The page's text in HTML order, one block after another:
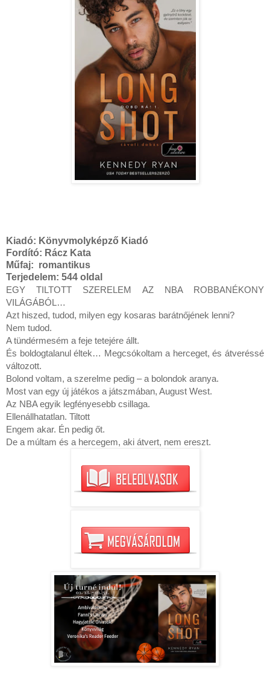
Kiadó: Könyvmolyképző Kiadó
Fordító: Rácz Kata
Műfaj: romantikus
Terjedelem: 544 oldal
EGY TILTOTT SZERELEM AZ NBA ROBBANÉKONY
VILÁGÁBÓL…
Azt hiszed, tudod, milyen egy kosaras barátnőjének lenni?
Nem tudod.
A tündérmesém a feje tetejére állt.
És boldogtalanul éltek… Megcsókoltam a herceget, és átveréssé
változott.
Bolond voltam, a szerelme pedig – a bolondok aranya.
Most van egy új játékos a játszmában, August West.
Az NBA egyik legfényesebb csillaga.
Ellenállhatatlan. Tiltott
Engem akar. Én pedig őt.
De a múltam és a hercegem, aki átvert, nem ereszt.